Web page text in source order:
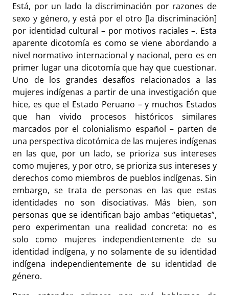
Está, por un lado la discriminación por razones de
sexo y género, y está por el otro [la discriminación]
por identidad cultural – por motivos raciales –. Esta
aparente dicotomía es como se viene abordando a
nivel normativo internacional y nacional, pero es en
primer lugar una dicotomía que hay que cuestionar.
Uno de los grandes desafíos relacionados a las
mujeres indígenas a partir de una investigación que
hice, es que el Estado Peruano – y muchos Estados
que han vivido procesos históricos similares
marcados por el colonialismo español – parten de
una perspectiva dicotómica de las mujeres indígenas
en las que, por un lado, se prioriza sus intereses
como mujeres, y por otro, se prioriza sus intereses y
derechos como miembros de pueblos indígenas. Sin
embargo, se trata de personas en las que estas
identidades no son disociativas. Más bien, son
personas que se identifican bajo ambas “etiquetas”,
pero experimentan una realidad concreta: no es
solo como mujeres independientemente de su
identidad indígena, y no solamente de su identidad
indígena independientemente de su identidad de
género.